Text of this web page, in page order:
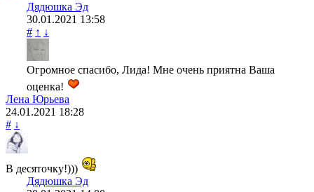
Дядюшка Эд
30.01.2021 13:58
# ↑ ↓
Огромное спасибо, Лида! Мне очень приятна Ваша
оценка!
Лена Юрьева
24.01.2021 18:28
# ↓
В десяточку!)))
Дядюшка Эд